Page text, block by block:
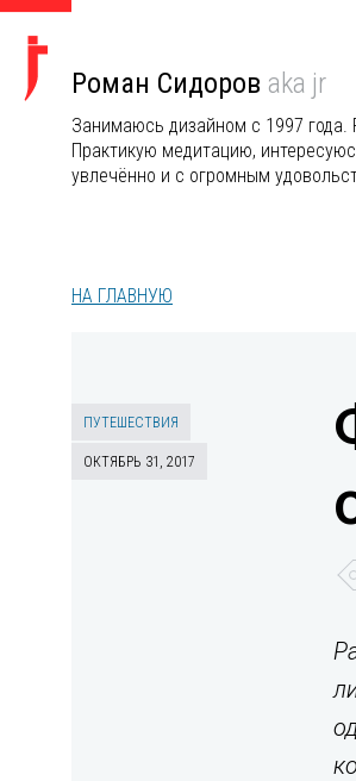
Роман Сидоров aka jr
Занимаюсь дизайном с 1997 года.
Практикую медитацию,
увлечённо и с огромным
НА ГЛАВНУЮ
ПУТЕШЕСТВИЯ
ОКТЯБРЬ 31, 2017